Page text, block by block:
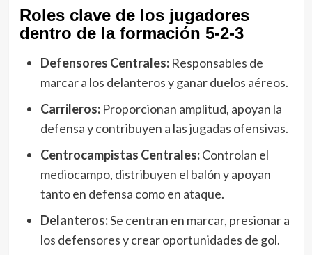
Roles clave de los jugadores
dentro de la formación 5-2-3
Defensores Centrales:Responsables de
marcar a los delanteros y ganar duelos aéreos.
Carrileros:Proporcionan amplitud, apoyan la
defensa y contribuyen a las jugadas ofensivas.
Centrocampistas Centrales:Controlan el
mediocampo, distribuyen el balón y apoyan
tanto en defensa como en ataque.
Delanteros:Se centran en marcar, presionar a
los defensores y crear oportunidades de gol.